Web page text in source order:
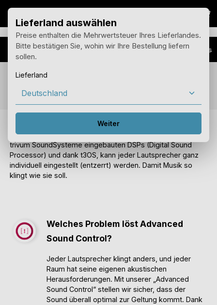
Zum Hauptinhalt springen
Vorteile Multiroom Plus
Nicht alle Lautsprecher sind optimal eingebaut, und deshalb
klingen sie oft nicht so, wie sie es könnten. Dank den in alle
trivum SoundSysteme eingebauten DSPs (Digital Sound
Processor) und dank t3OS, kann jeder Lautsprecher ganz
individuell eingestellt (entzerrt) werden. Damit Musik so
klingt wie sie soll.
Welches Problem löst Advanced
Sound Control?
Jeder Lautsprecher klingt anders, und jeder
Raum hat seine eigenen akustischen
Herausforderungen. Mit unserer „Advanced
Sound Control“ stellen wir sicher, dass der
Sound überall optimal zur Geltung kommt. Dank
Lieferland auswählen
Preise enthalten die Mehrwertsteuer Ihres Lieferlandes.
Bitte bestätigen Sie, wohin wir Ihre Bestellung liefern
sollen.
Lieferland
Weiter